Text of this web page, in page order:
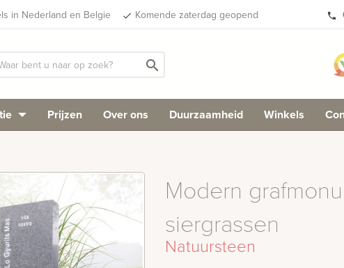
in Nederland en Belgie done Komende zaterdag geopend phone
search
Prijzen Over ons Duurzaamheid Winkels
Modern
siergrassen
Natuursteen